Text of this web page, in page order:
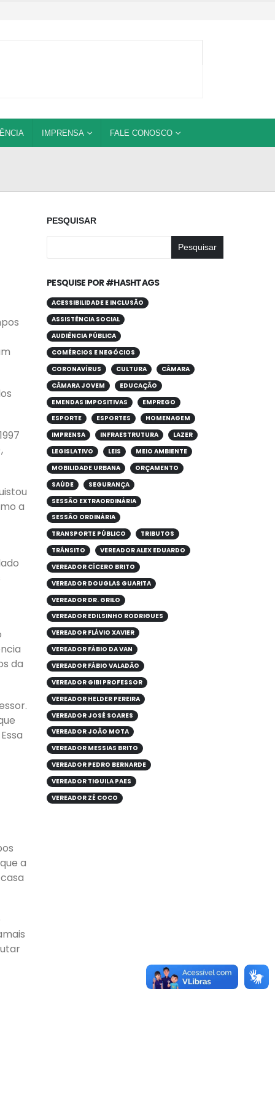
IMPRENSA FALE CONOSCO
a
da
a
PESQUISAR
Pesquisar
PESQUISE POR #HASHTAGS
ACESSIBILIDADE E INCLUSÃO
ASSISTÊNCIA SOCIAL
AUDIÊNCIA PÚBLICA
COMÉRCIOS E NEGÓCIOS
CORONAVÍRUS
CULTURA
CÂMARA
CÂMARA JOVEM
EDUCAÇÃO
EMENDAS IMPOSITIVAS
EMPREGO
ESPORTE
ESPORTES
HOMENAGEM
IMPRENSA
INFRAESTRUTURA
LAZER
LEGISLATIVO
LEIS
MEIO AMBIENTE
MOBILIDADE URBANA
ORÇAMENTO
SAÚDE
SEGURANÇA
SESSÃO EXTRAORDINÁRIA
SESSÃO ORDINÁRIA
TRANSPORTE PÚBLICO
TRIBUTOS
TRÂNSITO
VEREADOR ALEX EDUARDO
VEREADOR CÍCERO BRITO
VEREADOR DOUGLAS GUARITA
VEREADOR DR. GRILO
VEREADOR EDILSINHO RODRIGUES
VEREADOR FLÁVIO XAVIER
VEREADOR FÁBIO DA VAN
VEREADOR FÁBIO VALADÃO
VEREADOR GIBI PROFESSOR
VEREADOR HELDER PEREIRA
VEREADOR JOSÉ SOARES
VEREADOR JOÃO MOTA
VEREADOR MESSIAS BRITO
VEREADOR PEDRO BERNARDE
VEREADOR TIGUILA PAES
VEREADOR ZÉ COCO